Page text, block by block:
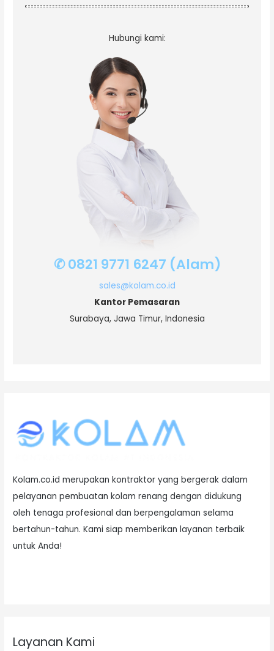
Hubungi kami:
✆ 0821 9771 6247 (Alam)
sales@kolam.co.id
Kantor Pemasaran
Surabaya, Jawa Timur, Indonesia
Kolam.co.id merupakan kontraktor yang bergerak dalam
pelayanan pembuatan kolam renang dengan didukung
oleh tenaga profesional dan berpengalaman selama
bertahun-tahun. Kami siap memberikan layanan terbaik
untuk Anda!
Layanan Kami